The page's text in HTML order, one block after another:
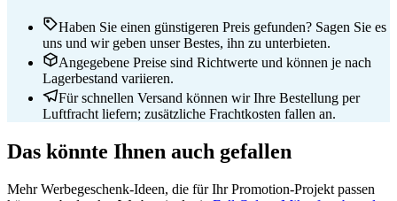
Haben Sie einen günstigeren Preis gefunden? Sagen Sie es
uns und wir geben unser Bestes, ihn zu unterbieten.
Angegebene Preise sind Richtwerte und können je nach
Lagerbestand variieren.
Für schnellen Versand können wir Ihre Bestellung per
Luftfracht liefern; zusätzliche Frachtkosten fallen an.
Das könnte Ihnen auch gefallen
Mehr Werbegeschenk-Ideen, die für Ihr Promotion-Projekt passen